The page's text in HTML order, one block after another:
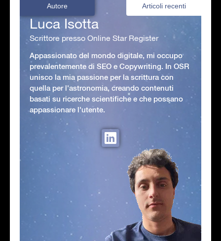
Autore Articoli recenti
Luca Isotta
Scrittore presso Online Star Register
Appassionato del mondo digitale, mi occupo
prevalentemente di SEO e Copywriting. In OSR
unisco la mia passione per la scrittura con
quella per l'astronomia, creando contenuti
basati su ricerche scientifiche e che possano
appassionare l'utente.